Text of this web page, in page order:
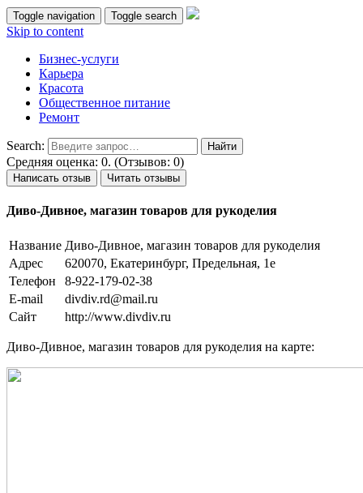
Toggle navigation Toggle search
Skip to content
Бизнес-услуги
Карьера
Красота
Общественное питание
Ремонт
Search:
Средняя оценка: 0. (Отзывов: 0)
Написать отзыв Читать отзывы
Диво-Дивное, магазин товаров для рукоделия
Название Диво-Дивное, магазин товаров для рукоделия
Адрес
620070, Екатеринбург, Предельная, 1е
Телефон
8-922-179-02-38
E-mail
divdiv.rd@mail.ru
Сайт
http://www.divdiv.ru
Диво-Дивное, магазин товаров для рукоделия на карте: